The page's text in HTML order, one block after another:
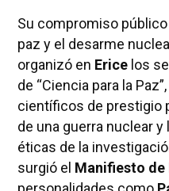
Su compromiso
paz y el desarme
organizó en Ericelos
de “Ciencia para la
científicos de prestigio
de una guerra nuclear
éticas de la
surgió el Manifiesto de